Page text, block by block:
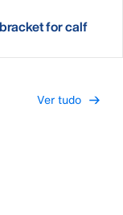
for calf
Ver tudo